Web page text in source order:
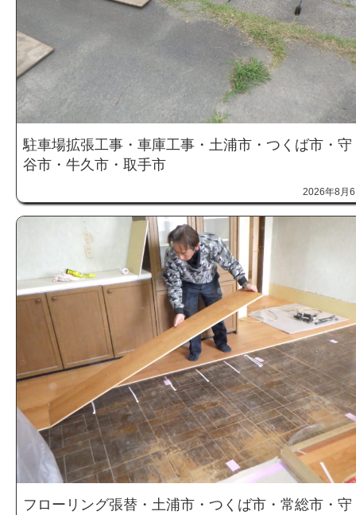
駐車場拡張工事・車庫工事・土浦市・つくば市・守
谷市・牛久市・取手市
2026年8月
フローリング張替・土浦市・つくば市・常総市・守